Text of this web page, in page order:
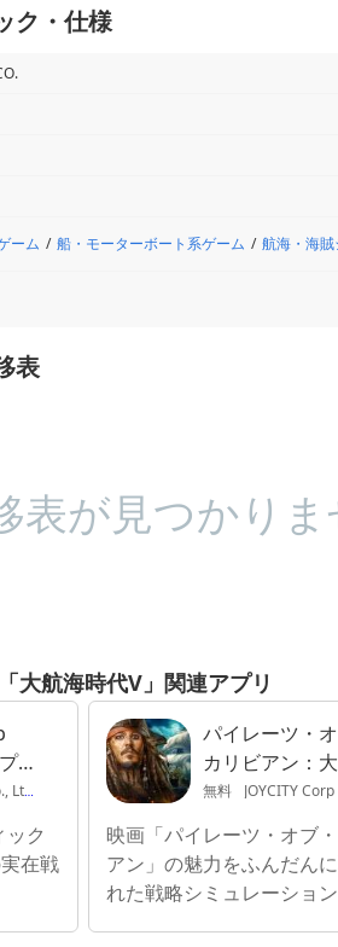
ク・仕様
ーム 船・モーターボート系ゲーム 航海・海
表
表が見つかりま
「大航海時代V」関連アプリ
ク
在戦
パイレーツ・オ
カリビアン：
覇者
無料 JOYCITY Corp
映画「パイレーツ・オブ
アン」の魅力をふんだん
れた戦略シミュレーション